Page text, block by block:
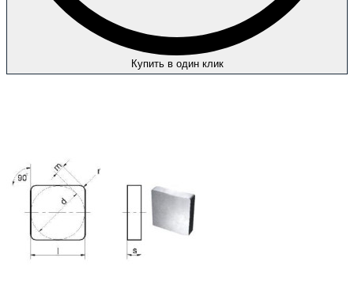
Купить в один клик